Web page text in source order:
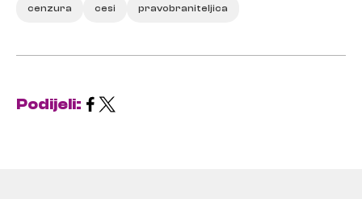
cenzura cesi pravobraniteljica
Podijeli: